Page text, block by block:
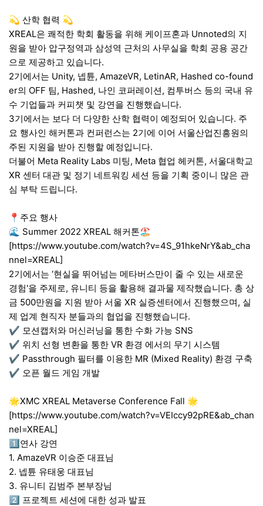
💫 산학 협력 💫
XREAL은 쾌적한 학회 활동을 위해 케이프혼과 Unnoted의 지
원을 받아 압구정역과 삼성역 근처의 사무실을 학회 공용 공간
으로 제공하고 있습니다.
2기에서는 Unity, 넵튠, AmazeVR, LetinAR, Hashed co-found
er의 OFF 팀, Hashed, 나인 코퍼레이션, 컴투버스 등의 국내 유
수 기업들과 커피챗 및 강연을 진행했습니다.
3기에서는 보다 더 다양한 산학 협력이 예정되어 있습니다. 주
요 행사인 해커톤과 컨퍼런스는 2기에 이어 서울산업진흥원의
주된 지원을 받아 진행할 예정입니다.
더불어 Meta Reality Labs 미팅, Meta 협업 헤커톤, 서울대학교
XR 센터 대관 및 정기 네트워킹 세션 등을 기획 중이니 많은 관
심 부탁 드립니다.
📍주요 행사
🌊 Summer 2022 XREAL 해커톤🏖
[https://www.youtube.com/watch?v=4S_91hkeNrY&ab_cha
nnel=XREAL]
2기에서는 ‘현실을 뛰어넘는 메타버스만이 줄 수 있는 새로운
경험'을 주제로, 유니티 등을 활용해 결과물 제작했습니다. 총 상
금 500만원을 지원 받아 서울 XR 실증센터에서 진행했으며, 실
제 업계 현직자 분들과의 협업을 진행했습니다.
✔ 모션캡처와 머신러닝을 통한 수화 가능 SNS
✔ 위치 선형 변환을 통한 VR 환경 에서의 무기 시스템
✔ Passthrough 필터를 이용한 MR (Mixed Reality) 환경 구축
✔ 오픈 월드 게임 개발
🌟XMC XREAL Metaverse Conference Fall 🌟
[https://www.youtube.com/watch?v=VEIccy92pRE&ab_chan
nel=XREAL]
1️⃣연사 강연
1. AmazeVR 이승준 대표님
2. 넵튠 유태웅 대표님
3. 유니티 김범주 본부장님
2️⃣ 프로젝트 세션에 대한 성과 발표